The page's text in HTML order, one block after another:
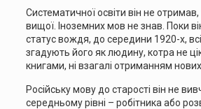
Систематичної освіти він не
вищої. Іноземних мов не знав. Поки
статус вождя, до середини 1920-х,
згадують його як людину, котра не
книгами, ні взагалі отриманням
Російську мову до старості він не
середньому рівні – робітника або